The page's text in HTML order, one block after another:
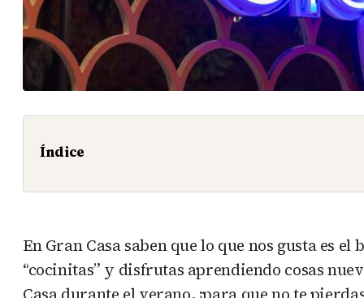
Índice
En Gran Casa saben que lo que nos gusta es
“cocinitas” y disfrutas aprendiendo cosas
Casa durante el verano, ¡para que no te